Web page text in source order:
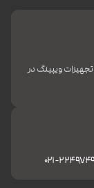
ویپینگ در
۲۲۴۹۷۴۹۶